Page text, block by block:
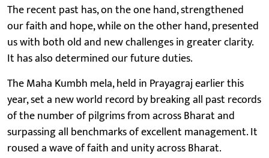
The recent past has, on the one hand, strengthened
our faith and hope, while on the other hand, presented
us with both old and new challenges in greater clarity.
It has also determined our future duties.
The Maha Kumbh mela, held in Prayagraj earlier this
year, set a new world record by breaking all past records
of the number of pilgrims from across Bharat and
surpassing all benchmarks of excellent management. It
roused a wave of faith and unity across Bharat.